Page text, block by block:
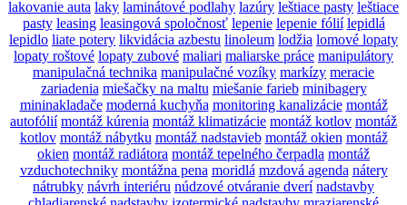
lakovanie auta laky laminátové podlahy lazúry leštiace pasty leštiace
pasty leasing leasingová spoločnosť lepenie lepenie fólií lepidlá
lepidlo liate potery likvidácia azbestu linoleum lodžia lomové lopaty
lopaty roštové lopaty zubové maliari maliarske práce manipulátory
manipulačná technika manipulačné vozíky markízy meracie
zariadenia miešačky na maltu miešanie farieb minibagery
mininakladače moderná kuchyňa monitoring kanalizácie montáž
autofólií montáž kúrenia montáž klimatizácie montáž kotlov montáž
kotlov montáž nábytku montáž nadstavieb montáž okien montáž
okien montáž radiátora montáž tepelného čerpadla montáž
vzduchotechniky montážna pena moridlá mzdová agenda nátery
nátrubky návrh interiéru núdzové otváranie dverí nadstavby